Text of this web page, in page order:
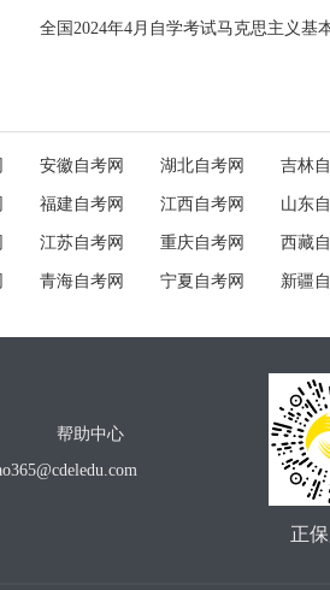
全国2024年4月自学考试马克思主义基
安徽自考网 湖北自考网 吉林
福建自考网 江西自考网 山东
江苏自考网 重庆自考网 西藏
青海自考网 宁夏自考网 新疆
帮助中心
正